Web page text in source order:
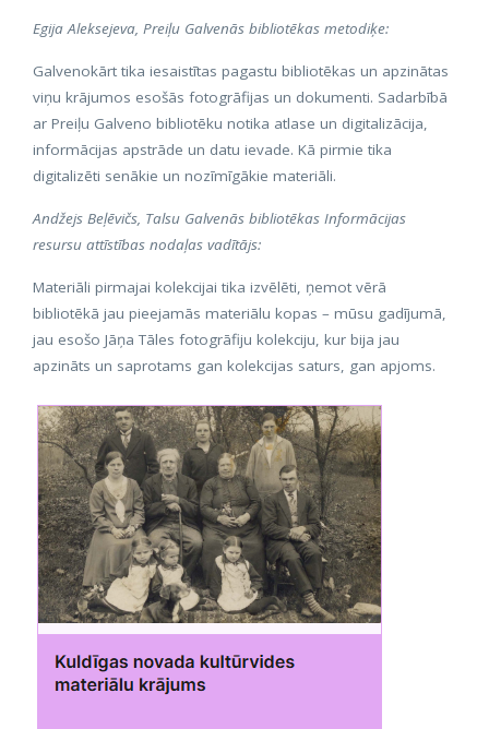
Egija Aleksejeva, Preiļu Galvenās bibliotēkas metodiķe:
Galvenokārt tika iesaistītas pagastu bibliotēkas un apzinātas
viņu krājumos esošās fotogrāfijas un dokumenti. Sadarbībā
ar Preiļu Galveno bibliotēku notika atlase un digitalizācija,
informācijas apstrāde un datu ievade. Kā pirmie tika
digitalizēti senākie un nozīmīgākie materiāli.
Andžejs Beļēvičs, Talsu Galvenās bibliotēkas Informācijas
resursu attīstības nodaļas vadītājs:
Materiāli pirmajai kolekcijai tika izvēlēti, ņemot vērā
bibliotēkā jau pieejamās materiālu kopas – mūsu gadījumā,
jau esošo Jāņa Tāles fotogrāfiju kolekciju, kur bija jau
apzināts un saprotams gan kolekcijas saturs, gan apjoms.